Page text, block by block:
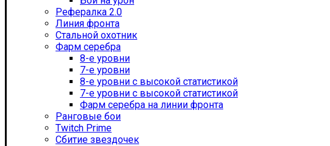
Рефералка 2.0
Линия фронта
Стальной охотник
Фарм серебра
8-е уровни
7-е уровни
8-е уровни с высокой статистикой
7-е уровни с высокой статистикой
Фарм серебра на линии фронта
Ранговые бои
Twitch Prime
Сбитие звездочек